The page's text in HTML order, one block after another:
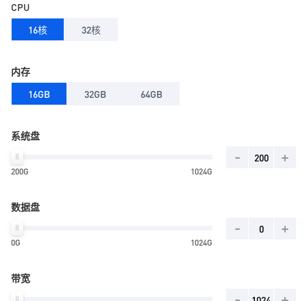
CPU
16核
32核
内存
16GB
32GB 64GB
系统盘
200G 1024G
- +
数据盘
0G 1024G
- +
带宽